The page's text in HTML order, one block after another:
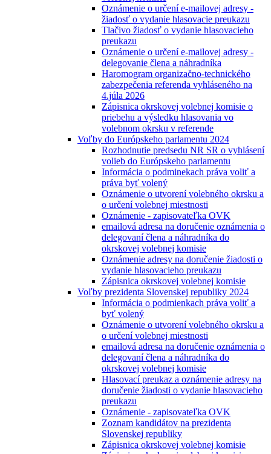
Oznámenie o určení e-mailovej adresy -
žiadosť o vydanie hlasovacie preukazu
Tlačivo žiadosť o vydanie hlasovacieho
preukazu
Oznámenie o určení e-mailovej adresy -
delegovanie člena a náhradníka
Haromogram organizačno-technického
zabezpečenia referenda vyhláseného na
4.júla 2026
Zápisnica okrskovej volebnej komisie o
priebehu a výsledku hlasovania vo
volebnom okrsku v referende
Voľby do Európskeho parlamentu 2024
Rozhodnutie predsedu NR SR o vyhlásení
volieb do Európskeho parlamentu
Informácia o podminekach práva voliť a
práva byť volený
Oznámenie o utvorení volebného okrsku a
o určení volebnej miestnosti
Oznámenie - zapisovateľka OVK
emailová adresa na doručenie oznámenia o
delegovaní člena a náhradníka do
okrskovej volebnej komisie
Oznámenie adresy na doručenie žiadosti o
vydanie hlasovacieho preukazu
Zápisnica okrskovej volebnej komisie
Voľby prezidenta Slovenskej republiky 2024
Informácia o podmienkach práva voliť a
byť volený
Oznámenie o utvorení volebného okrsku a
o určení volebnej miestnosti
emailová adresa na doručenie oznámenia o
delegovaní člena a náhradníka do
okrskovej volebnej komisie
Hlasovací preukaz a oznámenie adresy na
doručenie žiadosti o vydanie hlasovacieho
preukazu
Oznámenie - zapisovateľka OVK
Zoznam kandidátov na prezidenta
Slovenskej republiky
Zápisnica okrskovej volebnej komisie